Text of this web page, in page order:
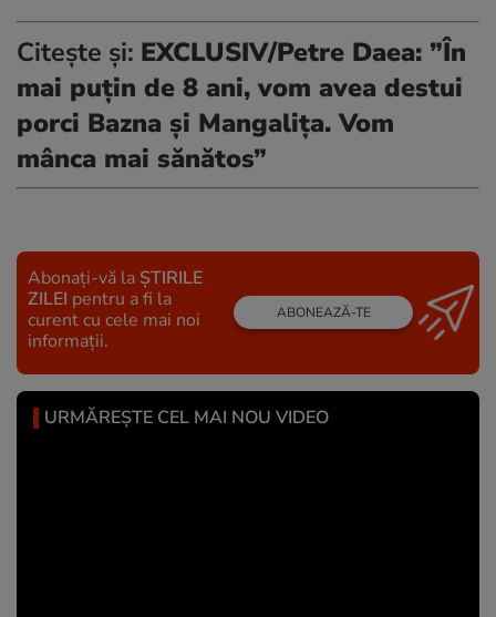
Citește și: EXCLUSIV/Petre Daea: ”În
mai puțin de 8 ani, vom avea destui
porci Bazna și Mangalița. Vom
mânca mai sănătos”
Abonați-vă la ȘTIRILE
ZILEI pentru a fi la
curent cu cele mai noi
informații.
ABONEAZĂ-TE
URMĂREȘTE CEL MAI NOU VIDEO